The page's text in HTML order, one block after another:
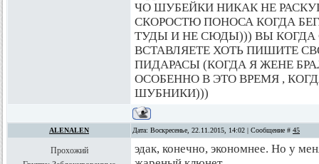
ЧО ШУБЕЙКИ НИКАК НЕ
СКОРОСТЮ ПОНОСА КОГДА
ТУДЫ И НЕ СЮДЫ))) ВЫ КОГДА
ВСТАВЛЯЕТЕ ХОТЬ ПИШИТЕ
ПИДАРАСЫ (КОГДА Я ЖЕНЕ
ОСОБЕННО В ЭТО ВРЕМЯ ,
ШУБНИКИ)))
ALENALEN Дата: Воскресенье, 22.11.2015, 14:02 | Сообщение # 45
Прохожий
эдак, конечно, экономнее. Но у